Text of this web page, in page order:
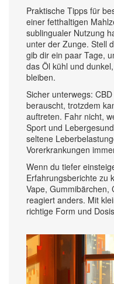
Praktische Tipps für
einer fetthaltigen
sublingualer Nutzung
unter der Zunge. Stell
gib dir ein paar Tage,
das Öl kühl und
bleiben.
Sicher unterwegs:
berauscht, trotzdem
auftreten. Fahr nicht,
Sport und
seltene
Vorerkrankungen
Wenn du tiefer
Erfahrungsberichte zu
Vape, Gummibärchen,
reagiert anders. Mit
richtige Form und